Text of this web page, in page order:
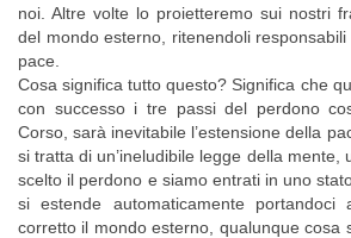
noi. Altre volte lo proietteremo sui nostri
del mondo esterno, ritenendoli
pace.
Cosa significa tutto questo? Significa che
con successo i tre passi del perdono
Corso, sarà inevitabile l’estensione della
si tratta di un’ineludibile legge della mente,
scelto il perdono e siamo entrati in uno
si estende automaticamente
corretto il mondo esterno, qualunque cosa